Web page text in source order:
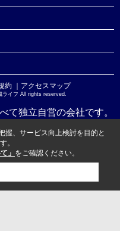
約 ｜アクセスマップ
イフ All rights reserved.
て独立自営の会社です。
握、サービス向上検討を目的と
。
」 をご確認ください。